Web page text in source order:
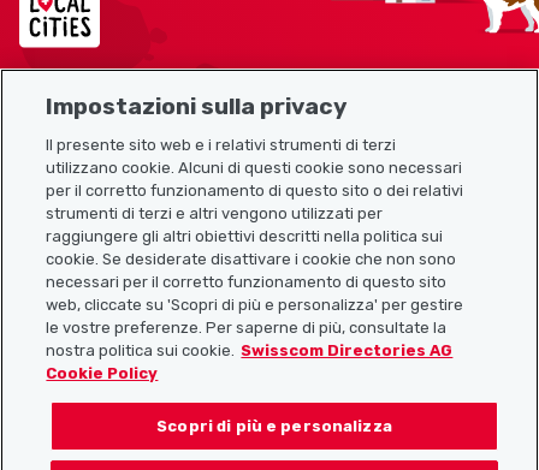
Link utili
Scarica l’app Localcities
Seguiteci su:
Impostazioni sulla privacy
Il presente sito web e i relativi strumenti di terzi
utilizzano cookie. Alcuni di questi cookie sono necessari
per il corretto funzionamento di questo sito o dei relativi
strumenti di terzi e altri vengono utilizzati per
raggiungere gli altri obiettivi descritti nella politica sui
cookie. Se desiderate disattivare i cookie che non sono
necessari per il corretto funzionamento di questo sito
web, cliccate su 'Scopri di più e personalizza' per gestire
le vostre preferenze. Per saperne di più, consultate la
nostra politica sui cookie.
Swisscom Directories AG
Cookie Policy
Scopri di più e personalizza